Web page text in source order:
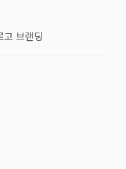
고 브랜딩